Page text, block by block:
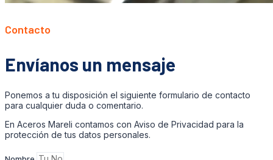
Contacto
Envíanos un mensaje
Ponemos a tu disposición el siguiente formulario de contacto
para cualquier duda o comentario.
En Aceros Mareli contamos con Aviso de Privacidad para la
protección de tus datos personales.